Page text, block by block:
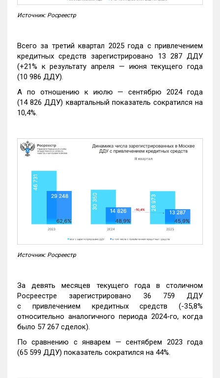
Источник: Росреестр
Всего за третий квартал 2025 года с привлечением
кредитных средств зарегистрировано 13 287 ДДУ
(+21% к результату апреля — июня текущего года
(10 986 ДДУ).
А по отношению к июлю — сентябрю 2024 года
(14 826 ДДУ) квартальный показатель сократился на
10,4%.
Источник: Росреестр
За девять месяцев текущего года в столичном
Росреестре зарегистрировано 36 759 ДДУ
с привлечением кредитных средств (-35,8%
относительно аналогичного периода 2024-го, когда
было 57 267 сделок).
По сравнению с январем — сентябрем 2023 года
(65 599 ДДУ) показатель сократился на 44%.